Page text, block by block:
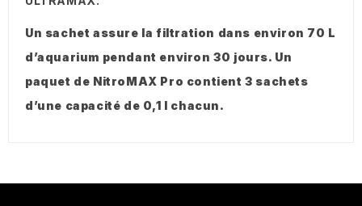
Un sachet assure la filtration dans environ 70 L
d’aquarium pendant environ 30 jours. Un
paquet de NitroMAX Pro contient 3 sachets
d’une capacité de 0,1 l chacun.